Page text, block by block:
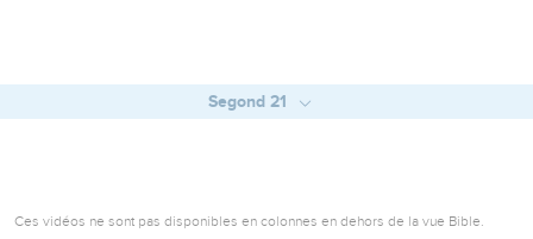
Segond 21
Ces vidéos ne sont pas disponibles en colonnes en dehors de la vue Bible.